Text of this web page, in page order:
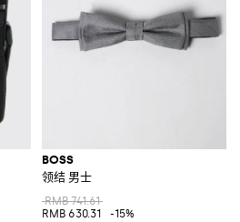
BOSS
领结 男士
RMB 741.61
RMB 630.31
-15%